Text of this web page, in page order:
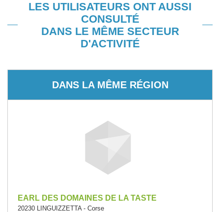
LES UTILISATEURS ONT AUSSI
CONSULTÉ
DANS LE MÊME SECTEUR
D'ACTIVITÉ
DANS LA MÊME RÉGION
EARL DES DOMAINES DE LA TASTE
20230 LINGUIZZETTA - Corse